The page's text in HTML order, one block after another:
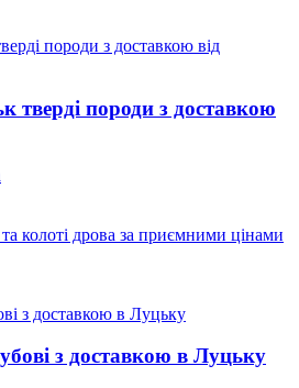
тверді породи з доставкою
колоті дрова за приємними цінами
з доставкою в Луцьку